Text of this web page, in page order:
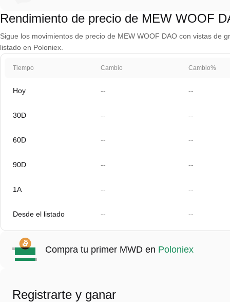
Rendimiento de precio de MEW WOOF
Sigue los movimientos de precio de MEW WOOF DAO con vistas
listado en Poloniex.
Tiempo Cambio Cambio%
Hoy -- --
30D -- --
60D -- --
90D -- --
1A -- --
Desde el listado -- --
Compra tu primer MWD en Poloniex
Registrarte y ganar